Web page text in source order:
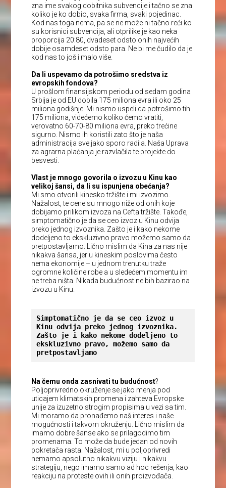
zna ime svakog dobitnika subvencije i tačno se zna
koliko je ko dobio, svaka firma, svaki pojedinac.
Kod nas toga nema, pa se ne može ni tačno reći ko
su korisnici subvencija, ali otprilike je kao neka
proporcija 20:80, dvadeset odsto onih najvećih
dobije osamdeset odsto para. Ne bi me čudilo da je
kod nas to još i malo više.
Da li uspevamo da potrošimo sredstva iz
evropskih fondova?
U prošlom finansijskom periodu od sedam godina
Srbija je od EU dobila 175 miliona evra ili oko 25
miliona godišnje. Mi nismo uspeli da potrošimo tih
175 miliona, videćemo koliko ćemo vratiti,
verovatno 60-70-80 miliona evra, preko trećine
sigurno. Nismo ih koristili zato što je naša
administracija sve jako sporo radila. Naša Uprava
za agrarna plaćanja je razvlačila te projekte do
besvesti.
Vlast je mnogo govorila o izvozu u Kinu kao
velikoj šansi, da li su ispunjena obećanja?
Mi smo otvorili kinesko tržište i mi izvozimo.
Nažalost, te cene su mnogo niže od onih koje
dobijamo prilikom izvoza na Cefta tržište. Takođe,
simptomatično je da se ceo izvoz u Kinu odvija
preko jednog izvoznika. Zašto je i kako nekome
dodeljeno to ekskluzivno pravo možemo samo da
pretpostavljamo. Lično mislim da Kina za nas nije
nikakva šansa, jer u kineskim poslovima često
nema ekonomije – u jednom trenutku traže
ogromne količine robe a u sledećem momentu im
ne treba ništa. Nikada budućnost ne bih bazirao na
izvozu u Kinu.
Simptomatično je da se ceo izvoz u
Kinu odvija preko jednog izvoznika.
Zašto je i kako nekome dodeljeno to
ekskluzivno pravo, možemo samo da
pretpostavljamo
Na čemu onda zasnivati tu budućnost?
Poljoprivredno okruženje se jako menja pod
uticajem klimatskih promena i zahteva Evropske
unije za izuzetno strogim propisima u vezi sa tim.
Mi moramo da pronađemo naš interes i naše
mogućnosti i takvom okruženju. Lično mislim da
imamo dobre šanse ako se prilagodimo tim
promenama. To može da bude jedan od novih
pokretača rasta. Nažalost, mi u poljoprivredi
nemamo apsolutno nikakvu viziju i nikakvu
strategiju, nego imamo samo ad hoc rešenja, kao
reakciju na proteste ovih ili onih proizvođača.